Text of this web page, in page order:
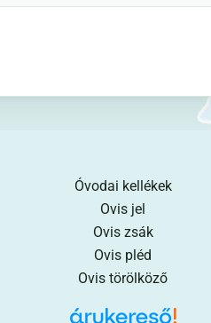
Óvodai kellékek
Ovis jel
Ovis zsák
Ovis pléd
Ovis törölköző